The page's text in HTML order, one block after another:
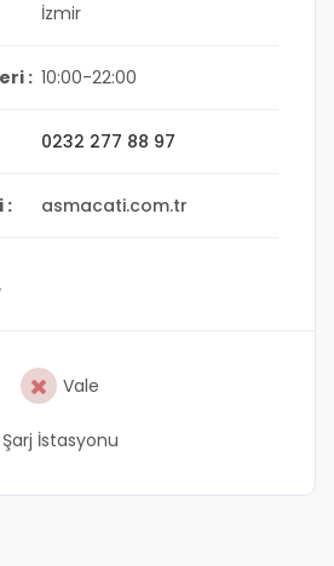
İzmir
: 10:00-22:00
0232 277 88 97
: asmacati.com.tr
Vale
İstasyonu